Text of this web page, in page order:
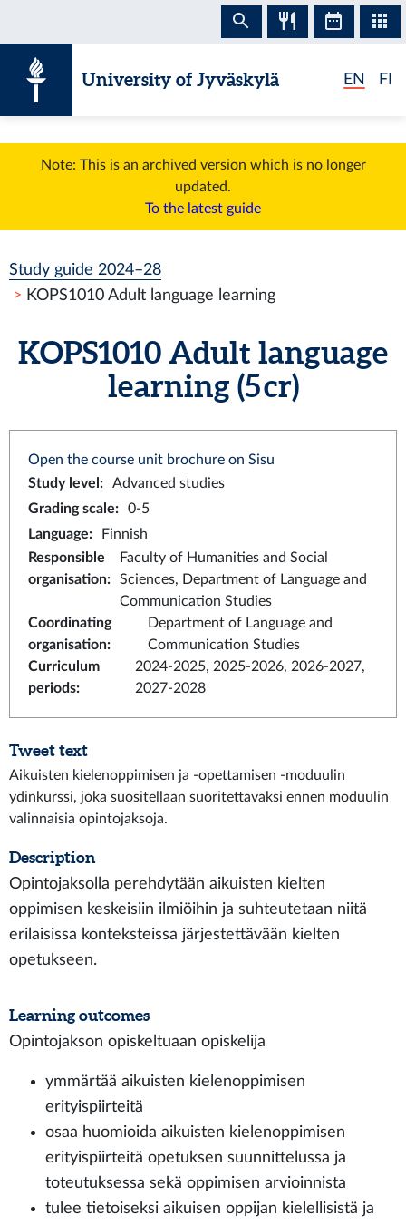
University of Jyväskylä EN FI
Note: This is an archived version which is no longer
updated.
To the latest guide
Study guide 2024–28
KOPS1010 Adult language learning
KOPS1010 Adult language
learning (5 cr)
Open the course unit brochure on Sisu
Study level :
Advanced studies
Grading scale:
0-5
Language:
Finnish
Responsible
organisation:
Faculty of Humanities and Social
Sciences, Department of Language and
Communication Studies
Coordinating
organisation:
Department of Language and
Communication Studies
Curriculum
periods:
2024-2025, 2025-2026, 2026-2027,
2027-2028
Tweet text
Aikuisten kielenoppimisen ja -opettamisen -moduulin
ydinkurssi, joka suositellaan suoritettavaksi ennen moduulin
valinnaisia opintojaksoja.
Description
Opintojaksolla perehdytään aikuisten kielten
oppimisen keskeisiin ilmiöihin ja suhteutetaan niitä
erilaisissa konteksteissa järjestettävään kielten
opetukseen.
Learning outcomes
Opintojakson opiskeltuaan opiskelija
ymmärtää aikuisten kielenoppimisen
erityispiirteitä
osaa huomioida aikuisten kielenoppimisen
erityispiirteitä opetuksen suunnittelussa ja
toteutuksessa sekä oppimisen arvioinnista
tulee tietoiseksi aikuisen oppijan kielellisistä ja